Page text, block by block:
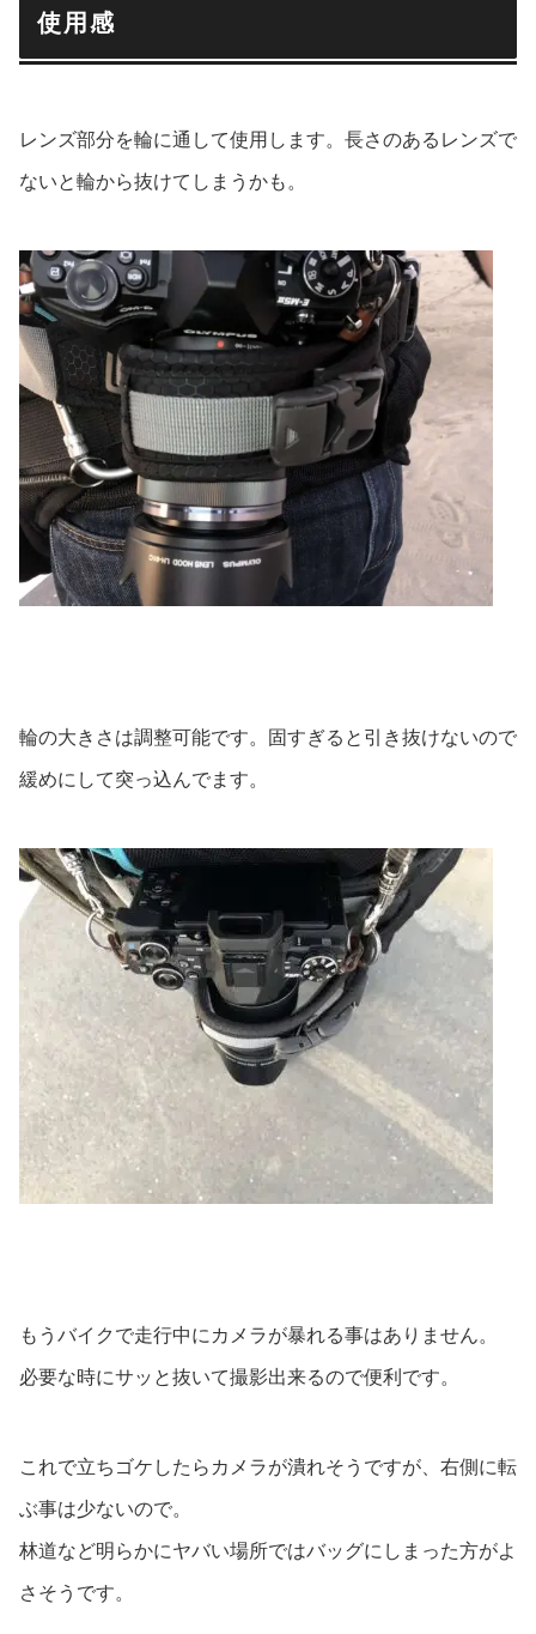
使用感
レンズ部分を輪に通して使用します。長さのあるレンズで
ないと輪から抜けてしまうかも。
輪の大きさは調整可能です。固すぎると引き抜けないので
緩めにして突っ込んでます。
もうバイクで走行中にカメラが暴れる事はありません。
必要な時にサッと抜いて撮影出来るので便利です。
これで立ちゴケしたらカメラが潰れそうですが、右側に転
ぶ事は少ないので。
林道など明らかにヤバい場所ではバッグにしまった方がよ
さそうです。